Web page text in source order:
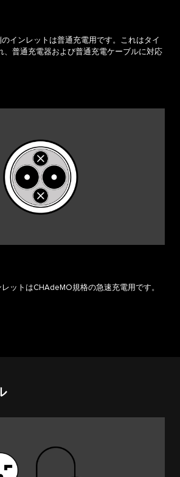
インレットは普通充電用です。これはタイ
、普通充電器および普通充電ケーブルに対応
ットはCHAdeMO規格の急速充電用です。